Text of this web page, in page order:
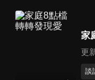
家
更
談